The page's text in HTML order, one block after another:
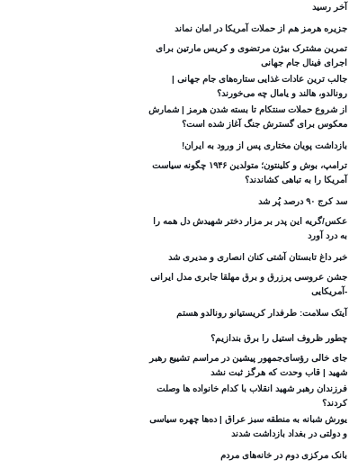
آخر رسید
جزیره هرمز هم از حملات آمریکا در امان نماند
تمرین مشترک بیژن مرتضوی و کریس مارتین برای
اجرای فینال جام جهانی
جالب ترین عادات غذایی ستاره‌های جام جهانی |
رونالدو، هالند و یامال چه می‌خورند؟
از شروع حملات سنتکام تا بسته شدن هرمز | شمارش
معکوس برای گسترش جنگ آغاز شده است؟
بازداشت پویان مختاری پس از ورود به ایران!
ترامپ، بوش و کلینتون؛ متولدین ۱۹۴۶ چگونه سیاست
آمریکا را به تباهی کشاندند؟
سد کرج ۹۰ درصد پُر شد
عکس/گریه این پدر بر مزار دختر شهیدش دل همه را
به درد آورد
خبر داغ تابستان آشتی کنان انصاری و مدیری شد
جشن عروسی پرزرق و برق مهلقا جابری مدل ایرانی
-آمریکایی
آیتک سلامت: طرفدار کریستیانو رونالدو هستم
چطور ظروف استیل را برق بندازیم؟
جای خالی رؤسای‌جمهور پیشین در مراسم تشییع رهبر
شهید | قاب وحدت که هرگز ثبت نشد
فرزندان رهبر شهید انقلاب با کدام خانواده ها وصلت
کردند؟
یورش شبانه به منطقه سبز عراق | ده‌ها چهره سیاسی
و دولتی در بغداد بازداشت شدند
بانک مرکزی دوم در خانه‌های مردم